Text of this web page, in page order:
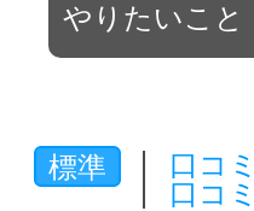
やりたいこと
標準
口コ
口コ